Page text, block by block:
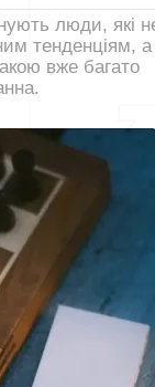
люди, які
тенденціям, а
вже багато